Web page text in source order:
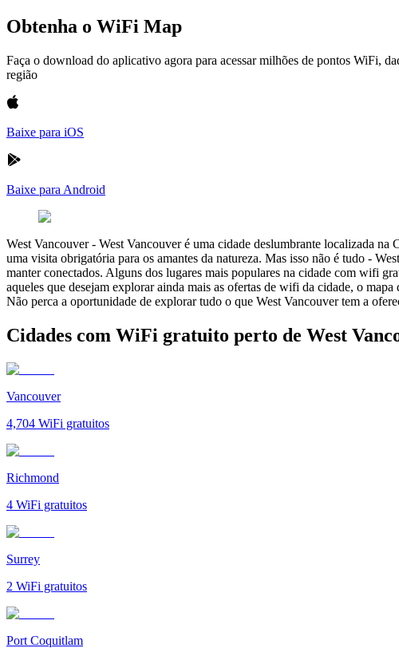
Obtenha o WiFi Map
Faça o download do aplicativo agora para acessar milhões de pontos WiFi,
região
Baixe para iOS
Baixe para Android
West Vancouver- West Vancouver é uma cidade deslumbrante localizada na
uma visita obrigatória para os amantes da natureza. Mas isso não é tudo -
manter conectados. Alguns dos lugares mais populares na cidade com wifi
aqueles que desejam explorar ainda mais as ofertas de wifi da cidade, o
Não perca a oportunidade de explorar tudo o que West Vancouver tem a
Cidades com WiFi gratuito perto de West
Vancouver
4,704 WiFi gratuitos
Richmond
4 WiFi gratuitos
Surrey
2 WiFi gratuitos
Port Coquitlam